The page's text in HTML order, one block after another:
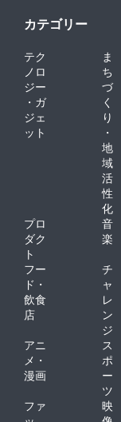
カテゴリー
テク
ノロ
ジー
・ガ
ジェ
ット
ま
ち
づ
く
り
・
地
域
活
性
化
プロ
ダク
ト
音
楽
フー
ド・
飲食
店
チ
ャ
レ
ン
ジ
アニ
メ・
漫画
ス
ポ
ー
ツ
ファ
映